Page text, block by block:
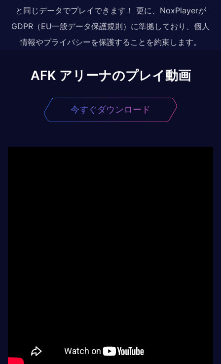
と同じデータでプレイできます！ 更に、NoxPlayerが
GDPR（EU一般データ保護規則）に準拠しており、個人
情報やプライバシーを保護することを約束します。
AFK アリーナのプレイ動画
今すぐダウンロード